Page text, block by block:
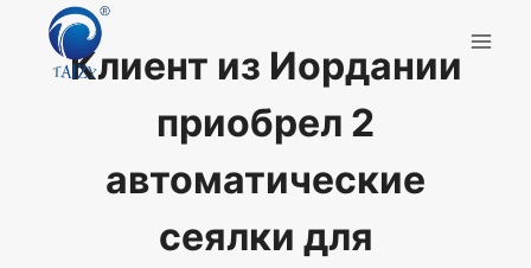
Перейти
содержимомуКлиент из Иордании
приобрел 2
автоматические
сеялки для